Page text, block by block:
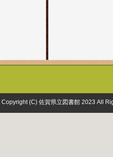
Copyright (C) 佐賀県立図書館 2023 All